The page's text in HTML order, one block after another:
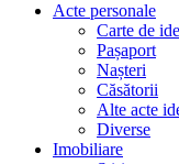
Acte personale
Carte de
Pașaport
Nașteri
Căsătorii
Alte acte
Diverse
Imobiliare